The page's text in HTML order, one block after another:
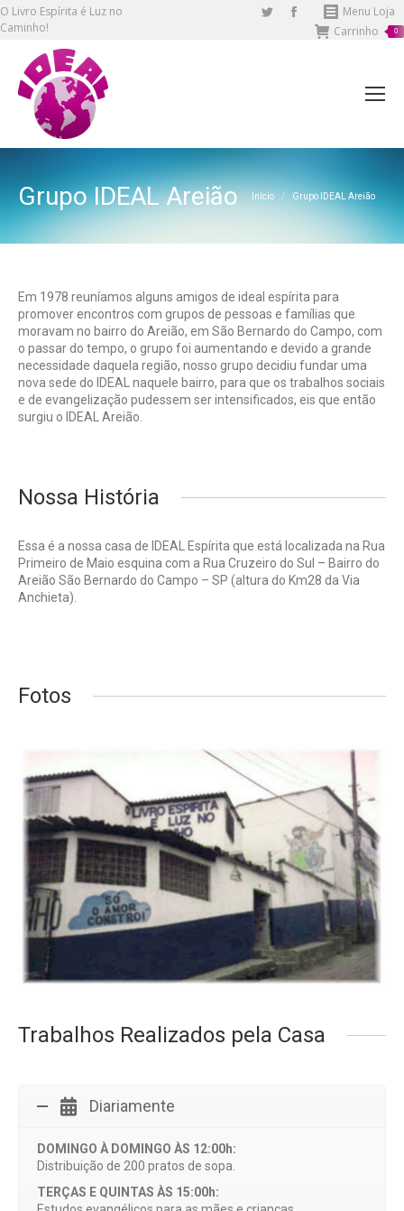
O Livro Espírita é Luz no
Caminho!
TwitterFacebook
page
Menu Loja
Carrinho
0
Grupo IDEAL Areião Você está aqui:
Início Grupo IDEAL Areião
Em 1978 reuníamos alguns amigos de ideal espírita para
promover encontros com grupos de pessoas e famílias que
moravam no bairro do Areião, em São Bernardo do Campo, com
o passar do tempo, o grupo foi aumentando e devido a grande
necessidade daquela região, nosso grupo decidiu fundar uma
nova sede do IDEAL naquele bairro, para que os trabalhos sociais
e de evangelização pudessem ser intensificados, eis que então
surgiu o IDEAL Areião.
Nossa História
Essa é a nossa casa de IDEAL Espírita que está localizada na Rua
Primeiro de Maio esquina com a Rua Cruzeiro do Sul – Bairro do
Areião São Bernardo do Campo – SP (altura do Km28 da Via
Anchieta).
Fotos
Trabalhos Realizados pela Casa
Diariamente
DOMINGO À DOMINGO ÀS 12:00h:
Distribuição de 200 pratos de sopa.
TERÇAS E QUINTAS ÀS 15:00h: